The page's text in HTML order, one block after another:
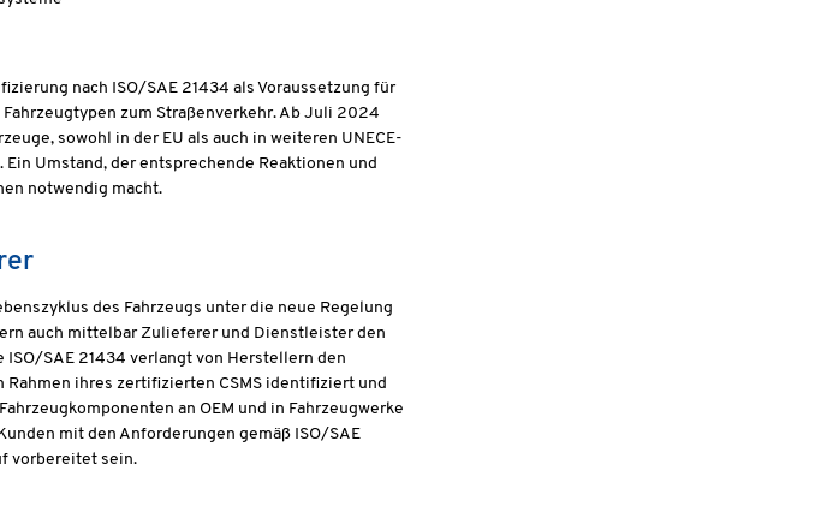
nach ISO/SAE 21434 als Voraussetzung für
zum Straßenverkehr. Ab Juli 2024
sowohl in der EU als auch in weiteren UNECE-
Umstand, der entsprechende Reaktionen und
notwendig macht.
des Fahrzeugs unter die neue Regelung
auch mittelbar Zulieferer und Dienstleister den
SAE 21434 verlangt von Herstellern den
ihres zertifizierten CSMS identifiziert und
an OEM und in Fahrzeugwerke
mit den Anforderungen gemäß ISO/SAE
vorbereitet sein.